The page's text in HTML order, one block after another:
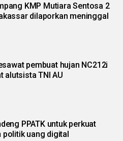
KMP Mutiara Sentosa 2
dilaporkan meninggal
pembuat hujan NC212i
alutsista TNI AU
PPATK untuk perkuat
politik uang digital